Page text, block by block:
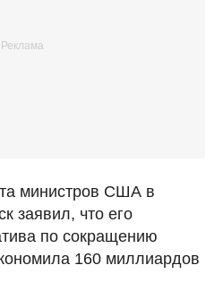
министров США в
заявил, что его
по сокращению
160 миллиардов